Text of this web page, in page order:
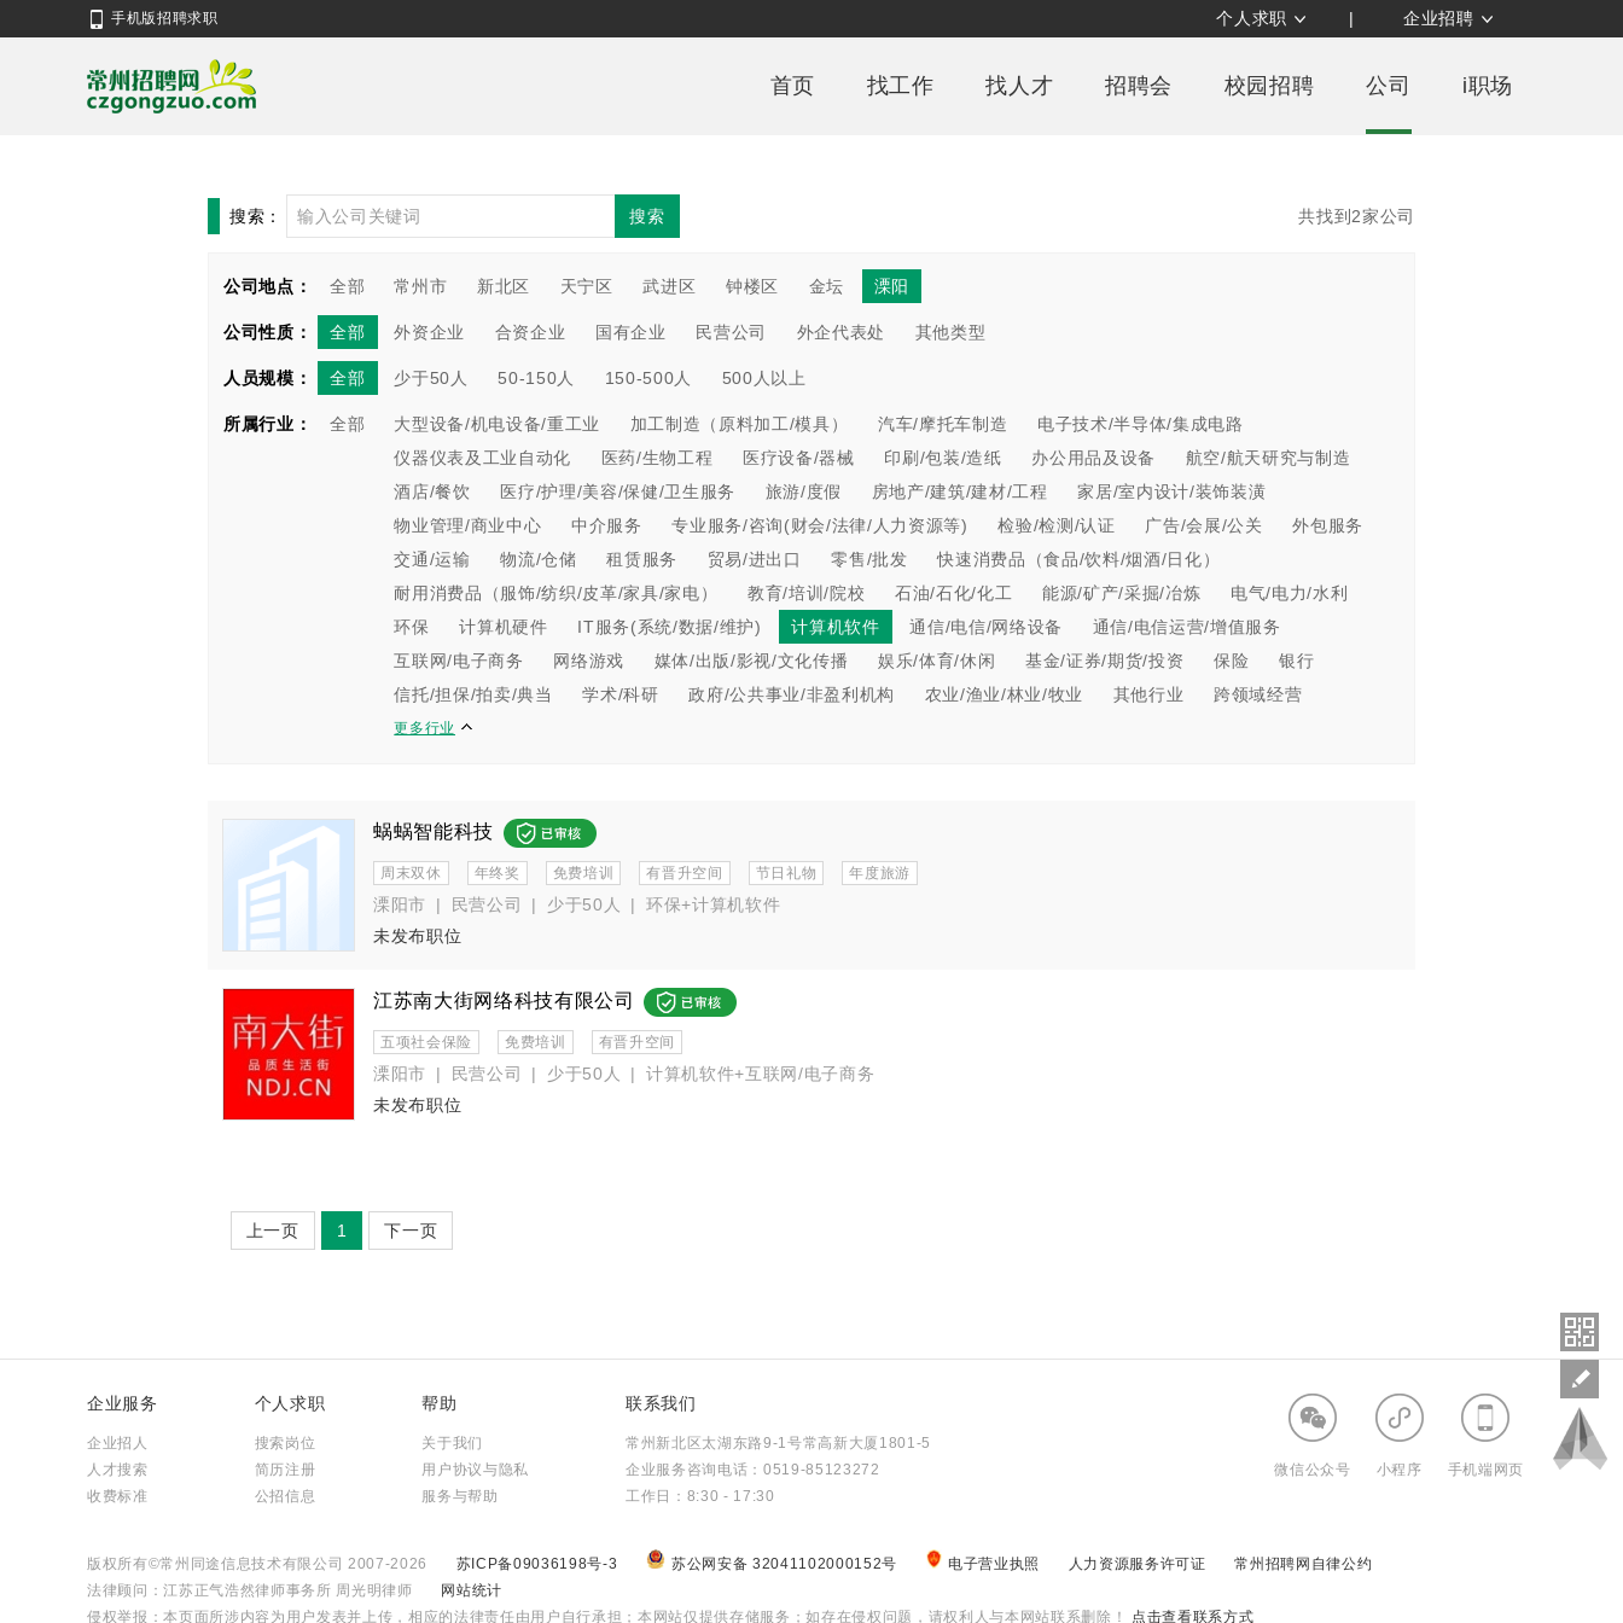
手机版招聘求职 个人求职 | 企业招聘
首页 找工作 找人才 招聘会 校园招聘 公司 i职场
搜索： 搜索 共找到2家公司
公司地点： 全部 常州市 新北区 天宁区 武进区 钟楼区 金坛 溧阳
公司性质： 全部 外资企业 合资企业 国有企业 民营公司 外企代表处 其他类型
人员规模： 全部 少于50人 50-150人 150-500人 500人以上
所属行业： 全部 大型设备/机电设备/重工业 加工制造（原料加工/模具） 汽车/摩托车制造
电子技术/半导体/集成电路
仪器仪表及工业自动化
医药/生物工程 医疗设备/器械 印刷/包装/造纸 办公用品及设备
航空/航天研究与制造
酒店/餐饮
医疗/护理/美容/保健/卫生服务 旅游/度假 房地产/建筑/建材/工程
家居/室内设计/装饰装潢
物业管理/商业中心
中介服务 专业服务/咨询(财会/法律/人力资源等) 检验/检测/认证 广告/会展/公关
外包服务
交通/运输
物流/仓储 租赁服务 贸易/进出口 零售/批发
快速消费品（食品/饮料/烟酒/日化）
耐用消费品（服饰/纺织/皮革/家具/家电）
教育/培训/院校 石油/石化/化工 能源/矿产/采掘/冶炼
电气/电力/水利
环保
计算机硬件 IT服务(系统/数据/维护) 计算机软件 通信/电信/网络设备
通信/电信运营/增值服务
互联网/电子商务
网络游戏 媒体/出版/影视/文化传播 娱乐/体育/休闲 基金/证券/期货/投资 保险
银行
信托/担保/拍卖/典当
学术/科研 政府/公共事业/非盈利机构 农业/渔业/林业/牧业 其他行业 跨领域经营
更多行业
蜗蜗智能科技
周末双休 年终奖 免费培训 有晋升空间 节日礼物 年度旅游
溧阳市 | 民营公司 | 少于50人 |
环保+计算机软件
未发布职位
江苏南大街网络科技有限公司
五项社会保险 免费培训 有晋升空间
溧阳市 | 民营公司 | 少于50人 |
计算机软件+互联网/电子商务
未发布职位
上一页 1 下一页
企业服务
企业招人
人才搜索
收费标准
个人求职
搜索岗位
简历注册
公招信息
帮助
关于我们
用户协议与隐私
服务与帮助
联系我们
常州新北区太湖东路9-1号常高新大厦1801-5
企业服务咨询电话：0519-85123272
工作日：8:30 - 17:30
微信公众号 小程序 手机端网页
版权所有©常州同途信息技术有限公司 2007-2026 苏ICP备09036198号-3 苏公网安备 32041102000152号 电子营业执照 人力资源服务许可证
常州招聘网自律公约
法律顾问：江苏正气浩然律师事务所 周光明律师
网站统计
侵权举报：本页面所涉内容为用户发表并上传，相应的法律责任由用户自行承担；本网站仅提供存储服务；如存在侵权问题，请权利人与本网站联系删除！
点击查看联系方式